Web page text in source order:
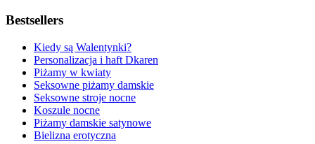
Bestsellers
Kiedy są Walentynki?
Personalizacja i haft Dkaren
Piżamy w kwiaty
Seksowne piżamy damskie
Seksowne stroje nocne
Koszule nocne
Piżamy damskie satynowe
Bielizna erotyczna